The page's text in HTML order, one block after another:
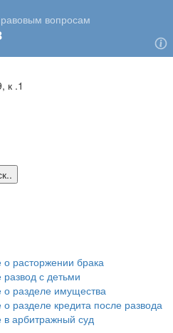
к .1
о расторжении брака
с детьми
о разделе имущества
разделе кредита после развода
в арбитражный суд